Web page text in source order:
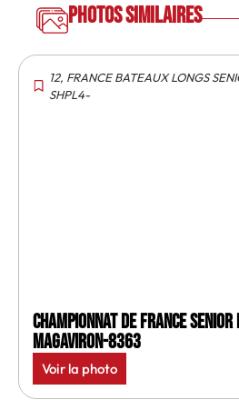
Photos similaires
12, FRANCE BATEAUX LONGS
SHPL4-
Championnat de France
MagAviron-8363
Voir la photo